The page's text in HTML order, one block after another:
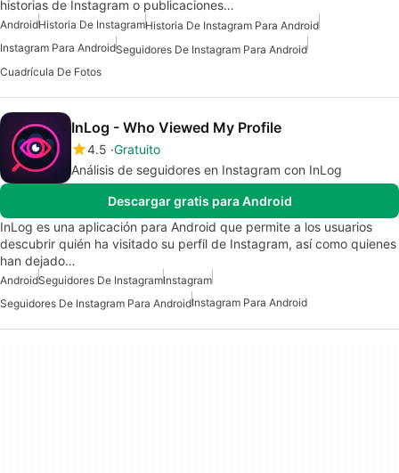
historias de Instagram o publicaciones…
AndroidHistoria De InstagramHistoria De Instagram Para Android
Instagram Para AndroidSeguidores De Instagram Para Android
Cuadrícula De Fotos
InLog - Who Viewed My Profile
4.5 Gratuito
Análisis de seguidores en Instagram con InLog
Descargar gratis para Android
InLog es una aplicación para Android que permite a los usuarios
descubrir quién ha visitado su perfil de Instagram, así como quienes
han dejado…
AndroidSeguidores De InstagramInstagram
Seguidores De Instagram Para AndroidInstagram Para Android